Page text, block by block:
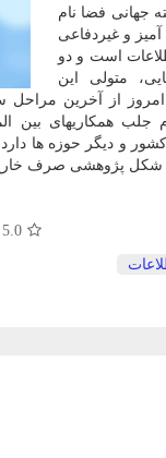
جهانی فضا نام
و غیردفاعی
است و دو
متولی این
جلب همكاریهای
و دیگر حوزه ها
شكل پژوهشی صرف
5.0